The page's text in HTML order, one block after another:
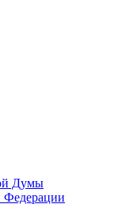
Думы
Федерации